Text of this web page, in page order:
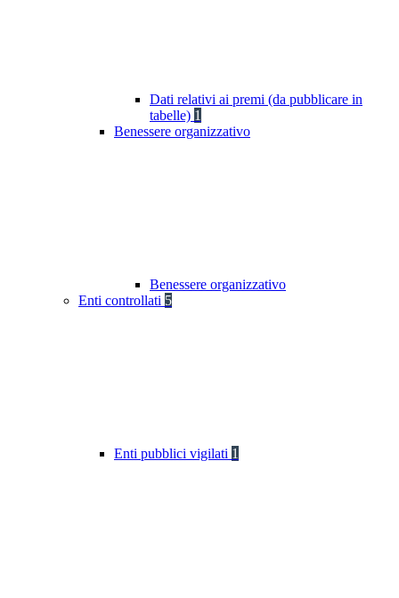
Dati relativi ai premi (da pubblicare in
tabelle) 1
Benessere organizzativo
Benessere organizzativo
Enti controllati 5
Enti pubblici vigilati 1